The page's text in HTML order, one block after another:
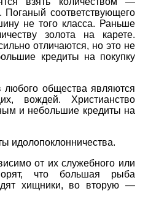
соответствующего
не того класса. Раньше
золота на карете.
отличаются, но это не
кредиты на покупку
общества являются
вождей. Христианство
и небольшие кредиты на
идолопоклонничества.
от их служебного или
что большая рыба
хищники, во вторую —